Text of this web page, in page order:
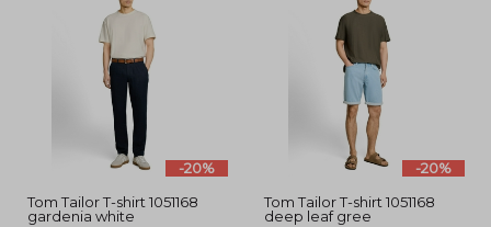
-20%
Tom Tailor T-shirt 1051168
gardenia white
-20%
Tom Tailor T-shirt 1051168
deep leaf gree